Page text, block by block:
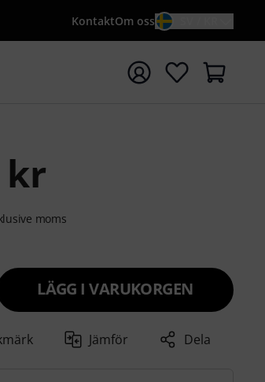
KontaktOm oss
söktermen {searchTerm}
kr
moms
LÄGG I VARUKORGEN
Jämför Dela